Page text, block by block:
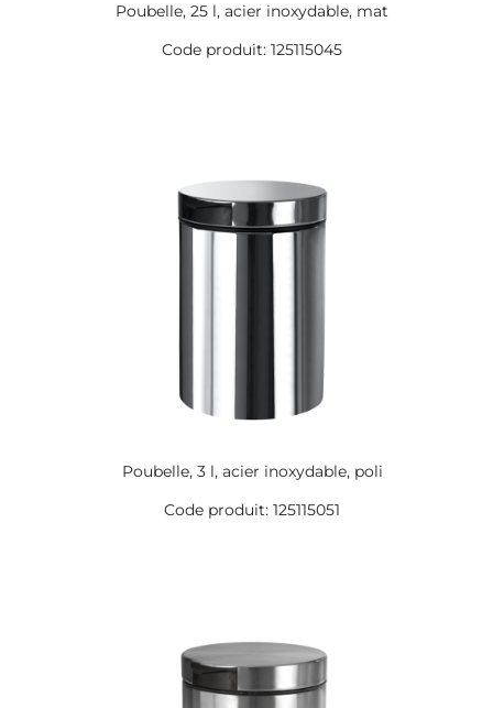
Poubelle, 25 l, acier inoxydable, mat
Code produit: 125115045
Poubelle, 3 l, acier inoxydable, poli
Code produit: 125115051